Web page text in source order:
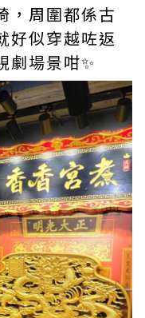
，周圍都係古
好似穿越咗返
劇場景咁✨